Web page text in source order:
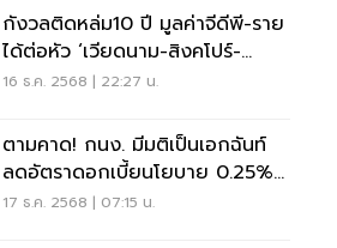
กังวลติดหล่ม10 ปี มูลค่าจีดีพี-ราย
ได้ต่อหัว ‘เวียดนาม-สิงคโปร์-
ฟิลิปปินส์’จ่อแซงไทย
16 ธ.ค. 2568 | 22:27 น.
ตามคาด! กนง. มีมติเป็นเอกฉันท์
ลดอัตราดอกเบี้ยนโยบาย 0.25%
ต่อปี
17 ธ.ค. 2568 | 07:15 น.